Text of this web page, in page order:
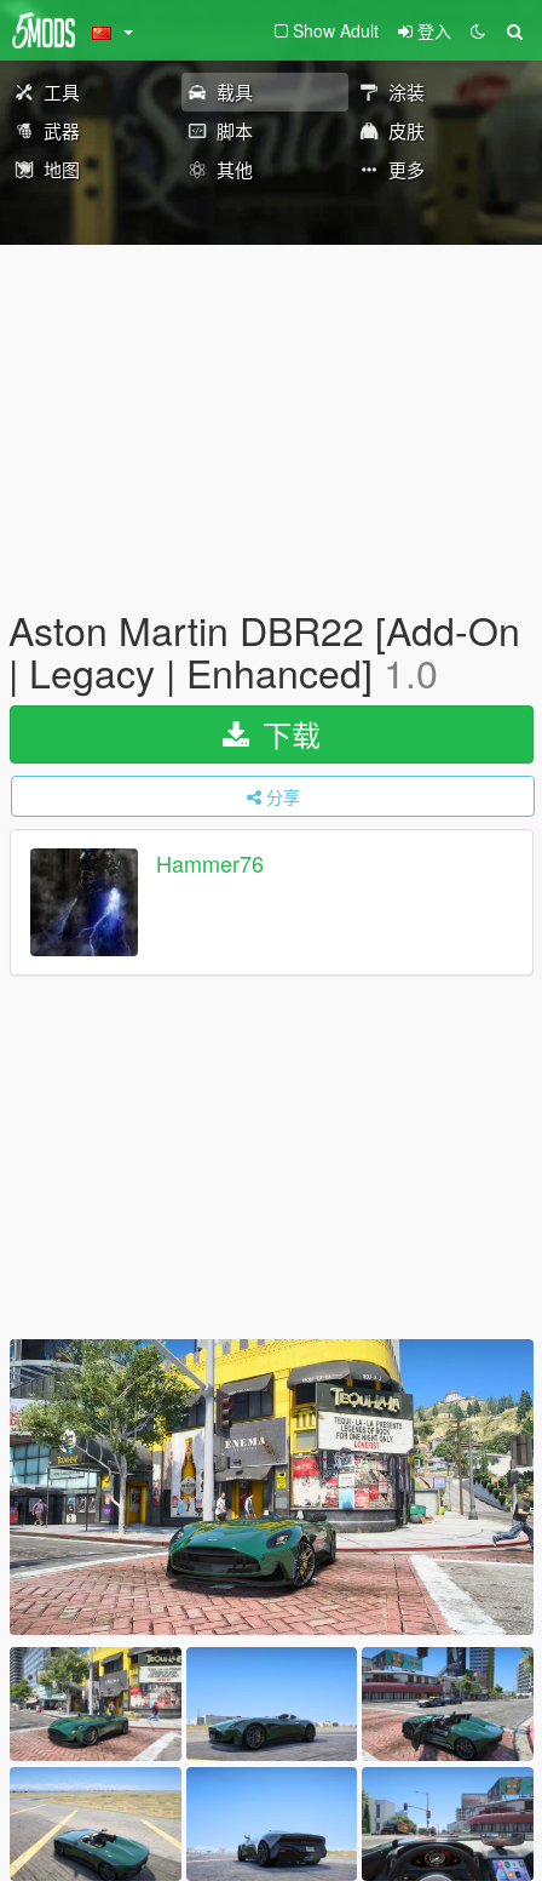
Show Adult 登入
工具 载具
涂装
武器
脚本
皮肤
地图
其他 更多
Aston Martin DBR22 [Add-On
| Legacy | Enhanced]1.0
下载
分享
Hammer76